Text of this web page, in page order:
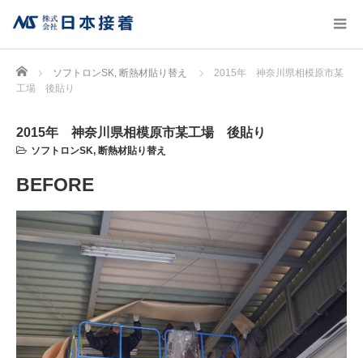
Home ソフトロンSK, 断熱材貼り替え
2015年 神奈川県相模原市某
工場 後貼り
2015年 神奈川県相模原市某工場 後貼り
ソフトロンSK, 断熱材貼り替え
BEFORE